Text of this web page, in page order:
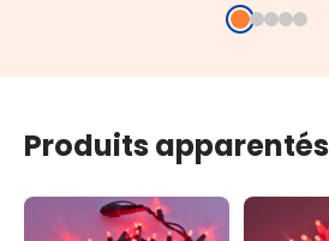
Produits apparentés